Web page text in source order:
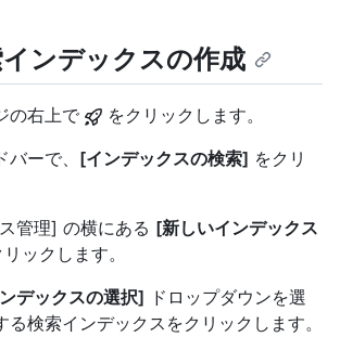
ンデックスの作成
の右上で
をクリックします。
ーで、 [インデックスの検索] をクリ
管理] の横にある [新しいインデックス
ックします。
デックスの選択] ドロップダウンを選
る検索インデックスをクリックします。